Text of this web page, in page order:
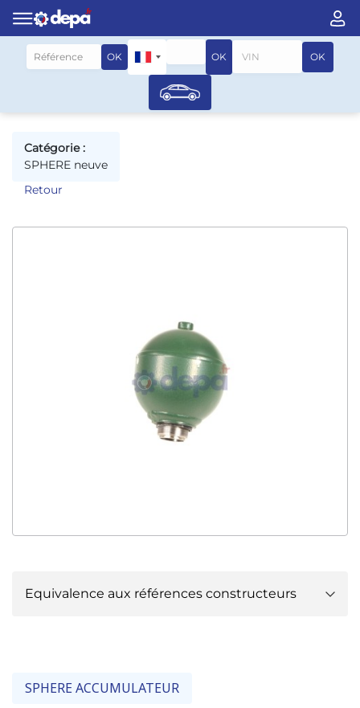
OK OK OK
Rechercher par véhicule
Catégorie :
SPHERE neuve
Retour
Equivalence aux références constructeurs
SPHERE ACCUMULATEUR